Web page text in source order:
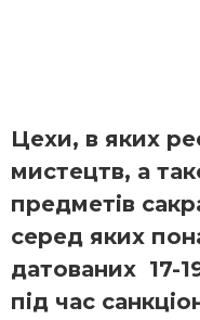
Цехи, в яких
мистецтв, а
предметів
серед яких
датованих 17-
під час